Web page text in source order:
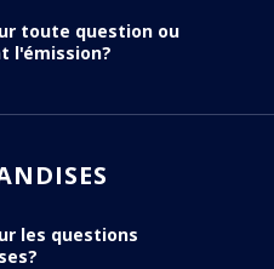
toute question ou
l'émission?
les questions